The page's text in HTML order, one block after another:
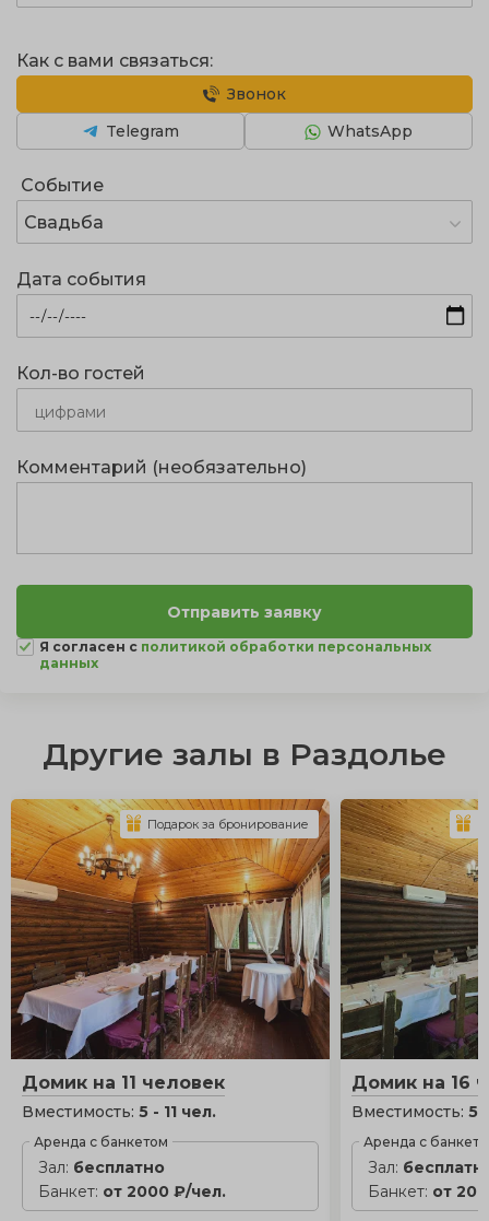
Событие
Свадьба
Дата события
Кол-во гостей
Как с вами связаться:
Звонок
WhatsApp
Telegram
Комментарий (необязательно)
Я согласен с политикой обработки персональных
данных
Другие залы в Раздолье
Домик на 11 человек
Вместимость: 5 - 11 чел.
Аренда с банкетом
Зал: бесплатно
Банкет: от 2000 ₽/чел.
Подарок за бронирование
Домик на 16
Вместимость:5
Аренда с
Зал:
Банкет: от